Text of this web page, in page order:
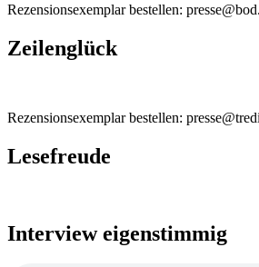
Rezensionsexemplar bestellen:
Zeilenglück
Rezensionsexemplar bestellen:
Lesefreude
Interview eigenstimmig